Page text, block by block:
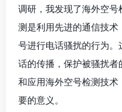
调研，我发现了海外空
测是利用先进的通信技
号进行电话骚扰的行为
话的传播，保护被骚扰
和应用海外空号检测技
要的意义。